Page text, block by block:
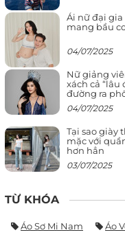
Ái nữ đại
mang bầu
04/07/2025
Nữ giảng
xách cả
đường ra
04/07/2025
Tại sao giày
mặc với
hơn hẳn
03/07/2025
TỪ KHÓA
Áo Sơ Mi Nam Áo